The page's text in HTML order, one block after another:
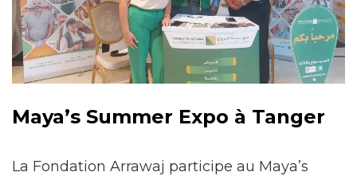
Maya’s Summer Expo à Tanger
La Fondation Arrawaj participe au Maya’s